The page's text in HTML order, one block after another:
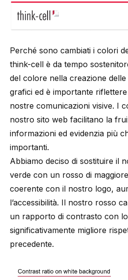
Perché sono cambiati i colori
think-cell è da tempo
del colore nella creazione delle
grafici ed è importante
nostre comunicazioni visive. I
nostro sito web facilitano la
informazioni ed evidenzia più
importanti.
Abbiamo deciso di sostituire il
verde con un rosso di
coerente con il nostro logo,
l’accessibilità. Il nostro rosso
un rapporto di contrasto con
significativamente migliore
precedente.